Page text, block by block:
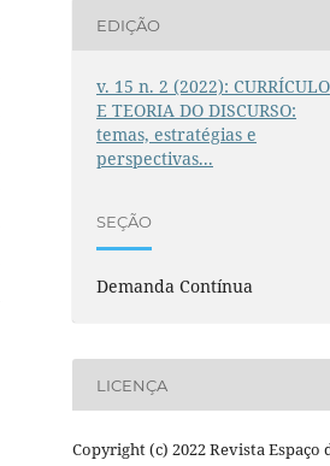
EDIÇÃO
v. 15 n. 2 (2022): CURRÍCULO
E TEORIA DO DISCURSO:
temas, estratégias e
perspectivas...
SEÇÃO
Demanda Contínua
LICENÇA
Copyright (c) 2022 Revista Espaço